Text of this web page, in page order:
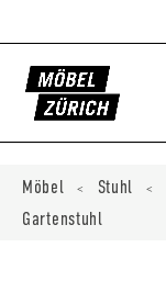
Möbel < Stuhl <
Gartenstuhl